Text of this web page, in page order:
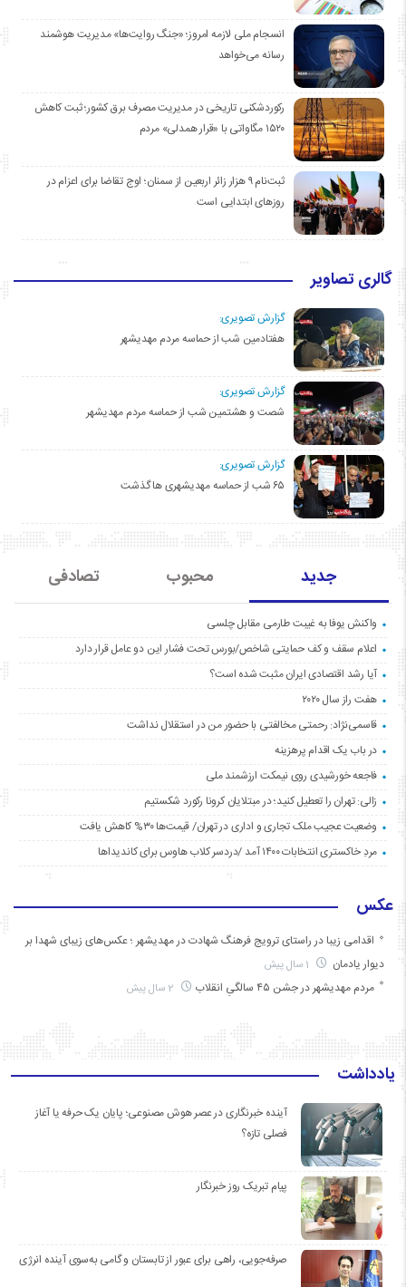
انسجام ملی لازمه امروز؛ «جنگ روایت‌ها» مدیریت هوشمند
رسانه می‌خواهد
رکوردشکنی تاریخی در مدیریت مصرف برق کشور؛ ثبت کاهش
۱۵۲۰ مگاواتی با «قرار همدلی» مردم
ثبت‌نام ۹ هزار زائر اربعین از سمنان؛ اوج تقاضا برای اعزام در
روزهای ابتدایی است
گالری تصاویر
گزارش تصویری:
هفتادمین شب از حماسه مردم مهدیشهر
گزارش تصویری:
شصت و هشتمین شب از حماسه مردم مهدیشهر
گزارش تصویری:
۶۵ شب از حماسه مهدیشهری ها گذشت
جدید محبوب تصادفی
واکنش یوفا به غیبت طارمی مقابل چلسی
اعلام سقف و کف حمایتی شاخص/بورس تحت فشار این دو عامل قرار دارد
آیا رشد اقتصادی ایران مثبت شده است؟
هفت راز سال ۲۰۲۰
قاسمی‌نژاد: رحمتی مخالفتی با حضور من در استقلال نداشت
در باب یک اقدام پرهزینه
فاجعه خورشیدی روی نیمکت ارزشمند ملی
زالی: تهران را تعطیل کنید؛ در مبتلایان کرونا رکورد شکستیم
وضعیت عجیب ملک تجاری و اداری در تهران/ قیمت‌ها ۳۰% کاهش یافت
مردِ خاکستری انتخابات ۱۴۰۰ آمد /دردسر کلاب هاوس برای کاندیداها
عکس
اقدامی زیبا در راستای ترویج فرهنگ شهادت در مهدیشهر ؛ عکس‌های زیبای شهدا بر
دیوار یادمان
مردم مهدیشهر در جشن ۴۵ سالگیِ انقلاب
یادداشت
آینده خبرنگاری در عصر هوش مصنوعی؛ پایان یک حرفه یا آغاز
فصلی تازه؟
پیام تبریک روز خبرنگار
صرفه‌جویی، راهی برای عبور از تابستان و گامی به‌سوی آینده انرژی